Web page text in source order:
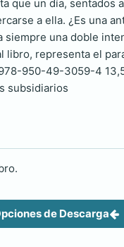
que un día, sentados
a ella. ¿Es una
siempre una doble
libro, representa el
950-49-3059-4
subsidiarios
de Descarga